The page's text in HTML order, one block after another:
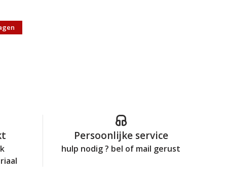
Persoonlijke service
hulp nodig ? bel of mail gerust